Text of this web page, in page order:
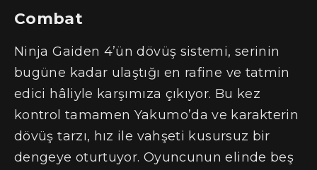
Combat
Ninja Gaiden 4’ün dövüş sistemi, serinin
bugüne kadar ulaştığı en rafine ve tatmin
edici hâliyle karşımıza çıkıyor. Bu kez
kontrol tamamen Yakumo’da ve karakterin
dövüş tarzı, hız ile vahşeti kusursuz bir
dengeye oturtuyor. Oyuncunun elinde beş